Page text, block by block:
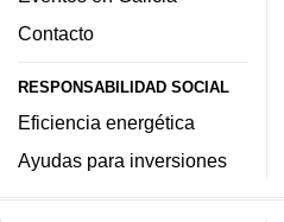
Contacto
RESPONSABILIDAD SOCIAL
Eficiencia energética
Ayudas para inversiones